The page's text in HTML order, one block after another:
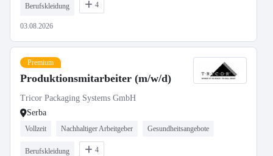
Berufskleidung 4
03.08.2026
Premium
Produktionsmitarbeiter (m/w/d)
Tricor Packaging Systems GmbH
Serba
Vollzeit Nachhaltiger Arbeitgeber Gesundheitsangebote
Berufskleidung 4